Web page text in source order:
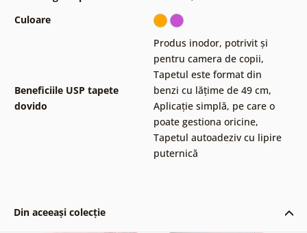
Culoare
Beneficiile USP tapete
dovido
Produs inodor, potrivit și
pentru camera de copii,
Tapetul este format din
benzi cu lățime de 49 cm,
Aplicație simplă, pe care o
poate gestiona oricine,
Tapetul autoadeziv cu lipire
puternică
Din aceeași colecție